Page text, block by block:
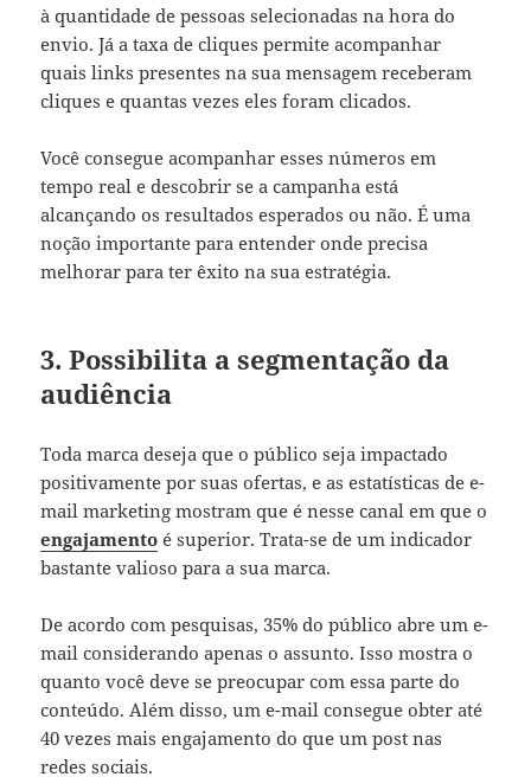
à quantidade de pessoas selecionadas na hora do
envio. Já a taxa de cliques permite acompanhar
quais links presentes na sua mensagem receberam
cliques e quantas vezes eles foram clicados.
Você consegue acompanhar esses números em
tempo real e descobrir se a campanha está
alcançando os resultados esperados ou não. É uma
noção importante para entender onde precisa
melhorar para ter êxito na sua estratégia.
3. Possibilita a segmentação da
audiência
Toda marca deseja que o público seja impactado
positivamente por suas ofertas, e as estatísticas de e-
mail marketing mostram que é nesse canal em que o
engajamento é superior. Trata-se de um indicador
bastante valioso para a sua marca.
De acordo com pesquisas, 35% do público abre um e-
mail considerando apenas o assunto. Isso mostra o
quanto você deve se preocupar com essa parte do
conteúdo. Além disso, um e-mail consegue obter até
40 vezes mais engajamento do que um post nas
redes sociais.